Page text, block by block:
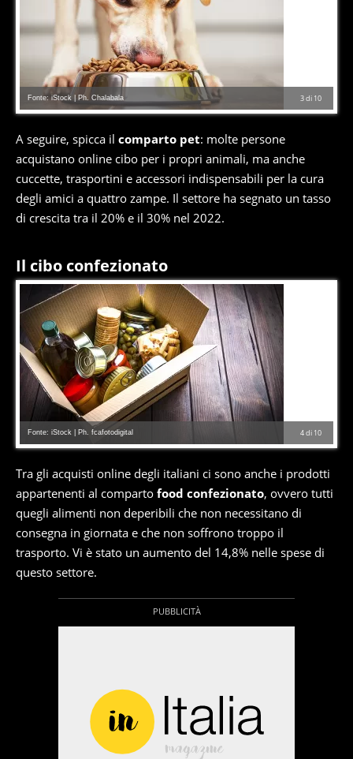
3di 10
Fonte: iStock | Ph. Chalabala
A seguire, spicca il comparto pet: molte persone
acquistano online cibo per i propri animali, ma anche
cuccette, trasportini e accessori indispensabili per la cura
degli amici a quattro zampe. Il settore ha segnato un tasso
di crescita tra il 20% e il 30% nel 2022.
Il cibo confezionato
4di 10
Fonte: iStock | Ph. fcafotodigital
Tra gli acquisti online degli italiani ci sono anche i prodotti
appartenenti al comparto food confezionato, ovvero tutti
quegli alimenti non deperibili che non necessitano di
consegna in giornata e che non soffrono troppo il
trasporto. Vi è stato un aumento del 14,8% nelle spese di
questo settore.